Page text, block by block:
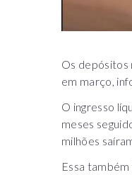
Os depósitos
em março,
O ingresso
meses
milhões
Essa